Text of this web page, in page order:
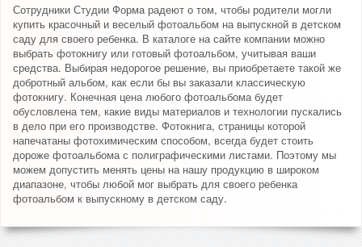
Сотрудники Студии Форма радеют о том, чтобы родители могли
купить красочный и веселый фотоальбом на выпускной в детском
саду для своего ребенка. В каталоге на сайте компании можно
выбрать фотокнигу или готовый фотоальбом, учитывая ваши
средства. Выбирая недорогое решение, вы приобретаете такой же
добротный альбом, как если бы вы заказали классическую
фотокнигу. Конечная цена любого фотоальбома будет
обусловлена тем, какие виды материалов и технологии пускались
в дело при его производстве. Фотокнига, страницы которой
напечатаны фотохимическим способом, всегда будет стоить
дороже фотоальбома с полиграфическими листами. Поэтому мы
можем допустить менять цены на нашу продукцию в широком
диапазоне, чтобы любой мог выбрать для своего ребенка
фотоальбом к выпускному в детском саду.